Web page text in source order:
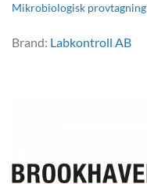
Mikrobiologisk provtagning
Brand: Labkontroll AB